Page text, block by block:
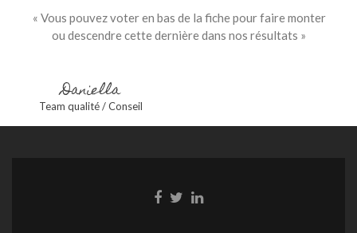
« Vous pouvez voter en bas de la fiche pour faire monter
ou descendre cette dernière dans nos résultats »
Daniella
Team qualité / Conseil